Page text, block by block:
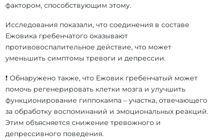
фактором, способствующим этому.
Исследования показали, что соединения в составе
Ежовика гребенчатого оказывают
противовоспалительное действие, что может
уменьшить симптомы тревоги и депрессии.
❗ Обнаружено также, что Ежовик гребенчатый может
помочь регенерировать клетки мозга и улучшить
функционирование гиппокампа – участка, отвечающего
за обработку воспоминаний и эмоциональных реакций.
Этим объясняется снижение тревожного и
депрессивного поведения.